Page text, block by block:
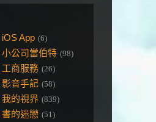
iOS App (6)
小公司當伯特 (98)
工商服務 (26)
影音手記 (58)
我的視界 (839)
書的迷戀 (51)